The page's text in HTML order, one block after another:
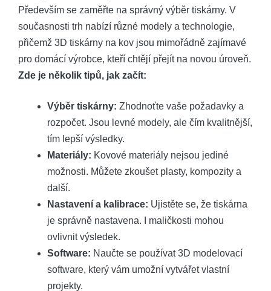
Především se zaměřte na správný výběr tiskárny. V
současnosti trh nabízí různé modely a technologie,
přičemž 3D tiskárny na kov jsou mimořádně zajímavé
pro domácí výrobce, kteří chtějí přejít na novou úroveň.
Zde je několik tipů, jak začít:
Výběr tiskárny: Zhodnoťte vaše požadavky a
rozpočet. Jsou levné modely, ale čím kvalitnější,
tím lepší výsledky.
Materiály: Kovové materiály nejsou jediné
možnosti. Můžete zkoušet plasty, kompozity a
další.
Nastavení a kalibrace: Ujistěte se, že tiskárna
je správně nastavena. I maličkosti mohou
ovlivnit výsledek.
Software: Naučte se používat 3D modelovací
software, který vám umožní vytvářet vlastní
projekty.